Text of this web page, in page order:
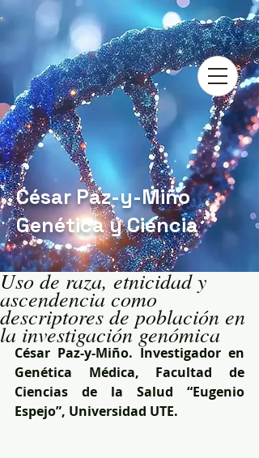
César Paz-y-Miño
Genética y Ciencia
Uso de raza, etnicidad y
ascendencia como
descriptores de población en
la investigación genómica
César Paz-y-Miño. Investigador en
Genética Médica, Facultad de
Ciencias de la Salud “Eugenio
Espejo”, Universidad UTE.